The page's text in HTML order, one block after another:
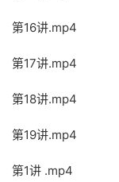
第16讲.mp4
第17讲.mp4
第18讲.mp4
第19讲.mp4
第1讲 .mp4